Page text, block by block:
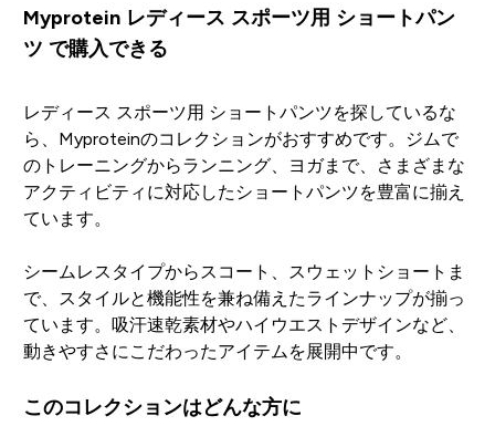
Myprotein レディース スポーツ用 ショートパン
ツ で購入できる
レディース スポーツ用 ショートパンツを探しているな
ら、Myproteinのコレクションがおすすめです。ジムで
のトレーニングからランニング、ヨガまで、さまざまな
アクティビティに対応したショートパンツを豊富に揃え
ています。
シームレスタイプからスコート、スウェットショートま
で、スタイルと機能性を兼ね備えたラインナップが揃っ
ています。吸汗速乾素材やハイウエストデザインなど、
動きやすさにこだわったアイテムを展開中です。
このコレクションはどんな方に